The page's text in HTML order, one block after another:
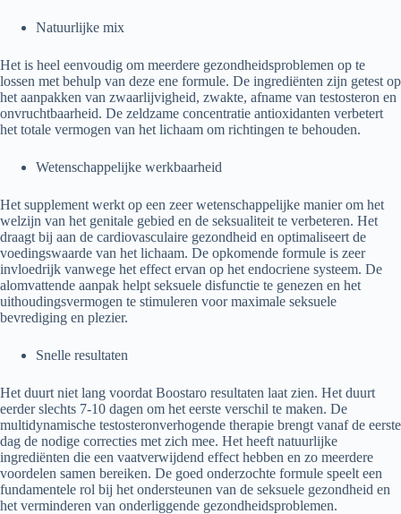
Natuurlijke mix
Het is heel eenvoudig om meerdere gezondheidsproblemen op te
lossen met behulp van deze ene formule. De ingrediënten zijn getest op
het aanpakken van zwaarlijvigheid, zwakte, afname van testosteron en
onvruchtbaarheid. De zeldzame concentratie antioxidanten verbetert
het totale vermogen van het lichaam om richtingen te behouden.
Wetenschappelijke werkbaarheid
Het supplement werkt op een zeer wetenschappelijke manier om het
welzijn van het genitale gebied en de seksualiteit te verbeteren. Het
draagt ​​bij aan de cardiovasculaire gezondheid en optimaliseert de
voedingswaarde van het lichaam. De opkomende formule is zeer
invloedrijk vanwege het effect ervan op het endocriene systeem. De
alomvattende aanpak helpt seksuele disfunctie te genezen en het
uithoudingsvermogen te stimuleren voor maximale seksuele
bevrediging en plezier.
Snelle resultaten
Het duurt niet lang voordat Boostaro resultaten laat zien. Het duurt
eerder slechts 7-10 dagen om het eerste verschil te maken. De
multidynamische testosteronverhogende therapie brengt vanaf de eerste
dag de nodige correcties met zich mee. Het heeft natuurlijke
ingrediënten die een vaatverwijdend effect hebben en zo meerdere
voordelen samen bereiken. De goed onderzochte formule speelt een
fundamentele rol bij het ondersteunen van de seksuele gezondheid en
het verminderen van onderliggende gezondheidsproblemen.